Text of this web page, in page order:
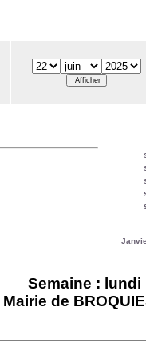
Semaine : lundi
Mairie de